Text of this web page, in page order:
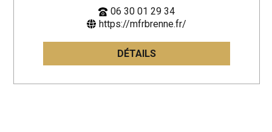
06 30 01 29 34
https://mfrbrenne.fr/
DÉTAILS